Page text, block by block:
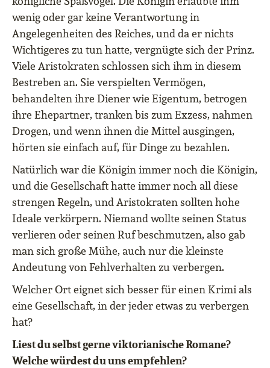
wenig oder gar keine Verantwortung in
Angelegenheiten des Reiches, und da er nichts
Wichtigeres zu tun hatte, vergnügte sich der Prinz.
Viele Aristokraten schlossen sich ihm in diesem
Bestreben an. Sie verspielten Vermögen,
behandelten ihre Diener wie Eigentum, betrogen
ihre Ehepartner, tranken bis zum Exzess, nahmen
Drogen, und wenn ihnen die Mittel ausgingen,
hörten sie einfach auf, für Dinge zu bezahlen.
Natürlich war die Königin immer noch die Königin,
und die Gesellschaft hatte immer noch all diese
strengen Regeln, und Aristokraten sollten hohe
Ideale verkörpern. Niemand wollte seinen Status
verlieren oder seinen Ruf beschmutzen, also gab
man sich große Mühe, auch nur die kleinste
Andeutung von Fehlverhalten zu verbergen.
Welcher Ort eignet sich besser für einen Krimi als
eine Gesellschaft, in der jeder etwas zu verbergen
hat?
Liest du selbst gerne viktorianische Romane?
Welche würdest du uns empfehlen?